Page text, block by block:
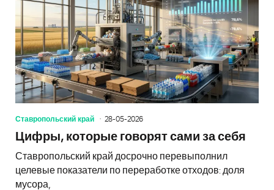
Ставропольский край 28-05-2026
Цифры, которые говорят сами за себя
Ставропольский край досрочно перевыполнил
целевые показатели по переработке отходов: доля
мусора,